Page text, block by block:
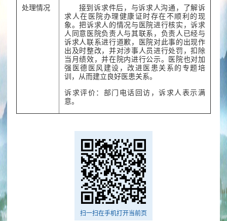
处理情况
接到诉求件后，与诉求人沟通，了解诉
求人在医院办理健康证时存在不顺利的现
象。把诉求人的情况与医院进行核实，诉求
人同意医院负责人与其联系，负责人已经与
诉求人联系进行道歉，医院对此事的出现作
出及时整改，并对涉事人员进行处罚，扣除
当月绩效，并在院内进行公示。医院也对加
强医德医风建设，改进医患关系的专题培
训，从而建立良好医患关系。
诉求评价：部门电话回访，诉求人表示满
意。
扫一扫在手机打开当前页